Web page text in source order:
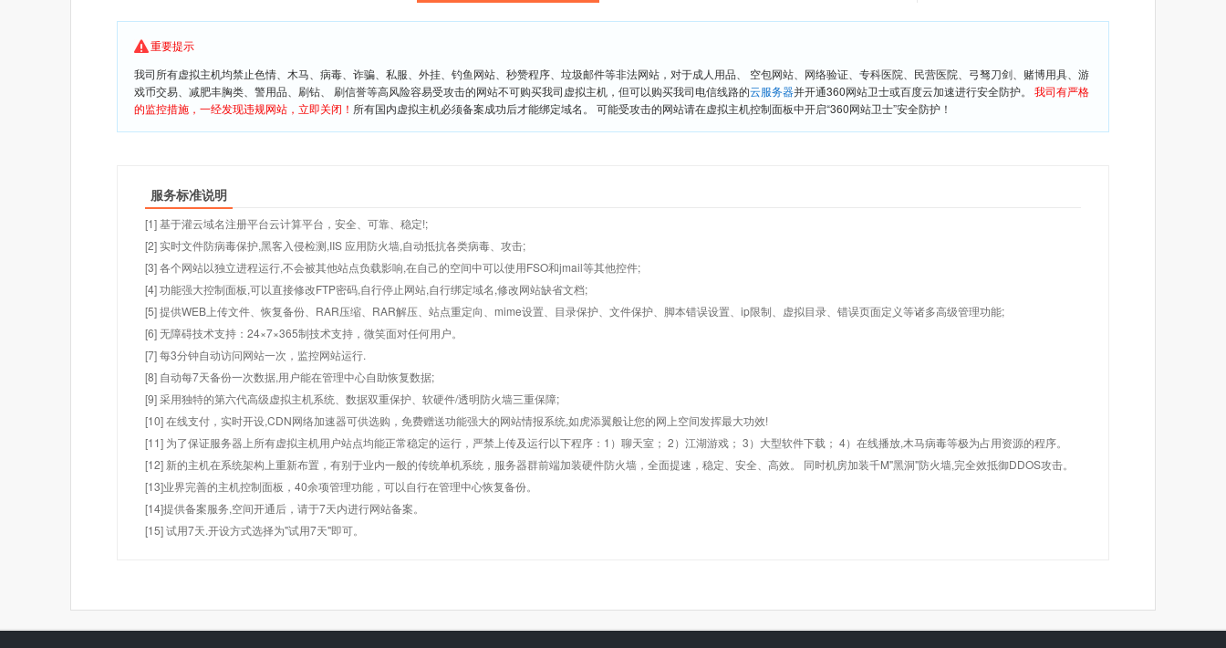
重要提示
我司所有虚拟主机均禁止色情、木马、病毒、诈骗、私服、外挂、钓鱼网站、秒赞程序、垃圾邮件等非法网站，对于成人用品、 空包网站、网络验证、专科医院、民营医院、弓驽刀剑、赌博用具、游
戏币交易、减肥丰胸类、警用品、刷钻、 刷信誉等高风险容易受攻击的网站不可购买我司虚拟主机，但可以购买我司电信线路的云服务器并开通360网站卫士或百度云加速进行安全防护。 我司有严格
的监控措施，一经发现违规网站，立即关闭！ 所有国内虚拟主机必须备案成功后才能绑定域名。 可能受攻击的网站请在虚拟主机控制面板中开启“360网站卫士”安全防护！
服务标准说明
[1] 基于灌云域名注册平台云计算平台，安全、可靠、稳定!;
[2] 实时文件防病毒保护,黑客入侵检测,IIS 应用防火墙,自动抵抗各类病毒、攻击;
[3] 各个网站以独立进程运行,不会被其他站点负载影响,在自己的空间中可以使用FSO和jmail等其他控件;
[4] 功能强大控制面板,可以直接修改FTP密码,自行停止网站,自行绑定域名,修改网站缺省文档;
[5] 提供WEB上传文件、恢复备份、RAR压缩、RAR解压、站点重定向、mime设置、目录保护、文件保护、脚本错误设置、ip限制、虚拟目录、错误页面定义等诸多高级管理功能;
[6] 无障碍技术支持：24×7×365制技术支持，微笑面对任何用户。
[7] 每3分钟自动访问网站一次，监控网站运行.
[8] 自动每7天备份一次数据,用户能在管理中心自助恢复数据;
[9] 采用独特的第六代高级虚拟主机系统、数据双重保护、软硬件/透明防火墙三重保障;
[10] 在线支付，实时开设,CDN网络加速器可供选购，免费赠送功能强大的网站情报系统,如虎添翼般让您的网上空间发挥最大功效!
[11] 为了保证服务器上所有虚拟主机用户站点均能正常稳定的运行，严禁上传及运行以下程序：1）聊天室； 2）江湖游戏； 3）大型软件下载； 4）在线播放,木马病毒等极为占用资源的程序。
[12] 新的主机在系统架构上重新布置，有别于业内一般的传统单机系统，服务器群前端加装硬件防火墙，全面提速，稳定、安全、高效。 同时机房加装千M"黑洞"防火墙,完全效抵御DDOS攻击。
[13]业界完善的主机控制面板，40余项管理功能，可以自行在管理中心恢复备份。
[14]提供备案服务,空间开通后，请于7天内进行网站备案。
[15] 试用7天.开设方式选择为"试用7天"即可。